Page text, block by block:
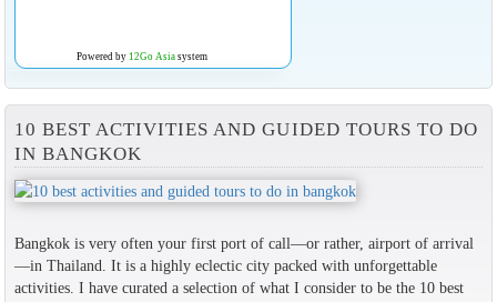
Powered by 12Go Asiasystem
10 BEST ACTIVITIES AND GUIDED TOURS TO DO
IN BANGKOK
Bangkok is very often your first port of call—or rather, airport of arrival
—in Thailand. It is a highly eclectic city packed with unforgettable
activities. I have curated a selection of what I consider to be the 10 best